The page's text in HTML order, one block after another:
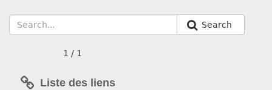
Search
1 / 1
Liste des liens